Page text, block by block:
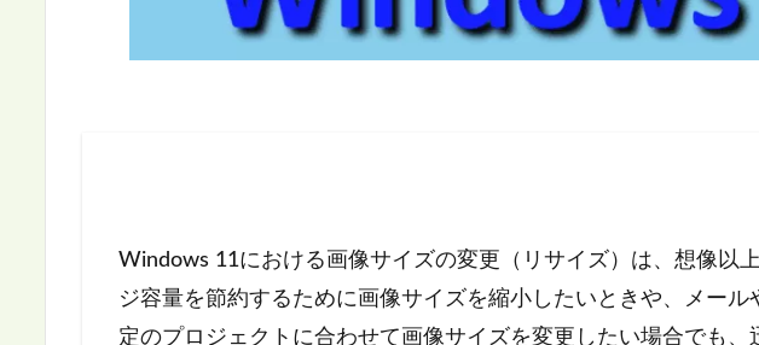
Windows 11における画像サイズの変更（リサイズ）は、想像以
ジ容量を節約するために画像サイズを縮小したいときや、メール
定のプロジェクトに合わせて画像サイズを変更したい場合でも、